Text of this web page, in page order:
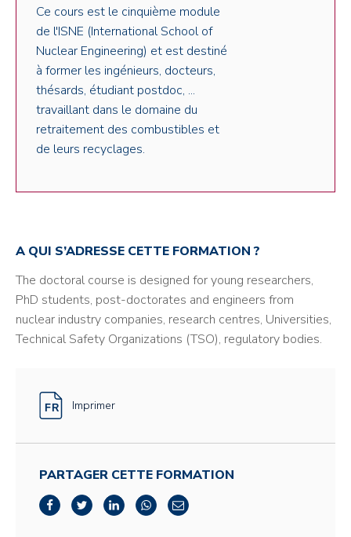
Ce cours est le cinquième module
de l'ISNE (International School of
Nuclear Engineering) et est destiné
à former les ingénieurs, docteurs,
thésards, étudiant postdoc, ...
travaillant dans le domaine du
retraitement des combustibles et
de leurs recyclages.
A QUI S’ADRESSE CETTE FORMATION ?
The doctoral course is designed for young researchers,
PhD students, post-doctorates and engineers from
nuclear industry companies, research centres, Universities,
Technical Safety Organizations (TSO), regulatory bodies.
Imprimer
PARTAGER CETTE FORMATION